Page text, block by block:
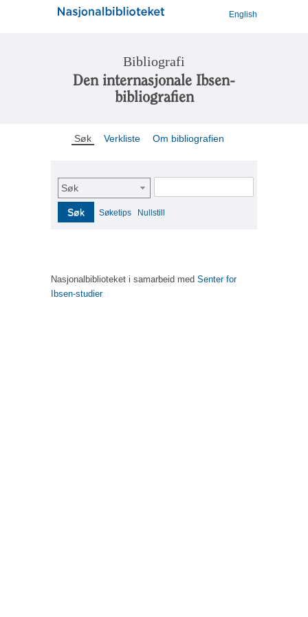
English
Bibliografi
Den internasjonale Ibsen-
bibliografien
Søk Verkliste Om bibliografien
Søk
Søk Søketips Nullstill
Nasjonalbiblioteket i samarbeid med Senter for
Ibsen-studier